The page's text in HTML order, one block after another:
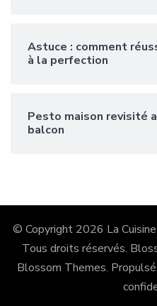
Astuce : comment
à la perfection
Pesto maison revisité
balcon
© Copyright 2026 La
Tous droits réservés.
Blossom Themes.